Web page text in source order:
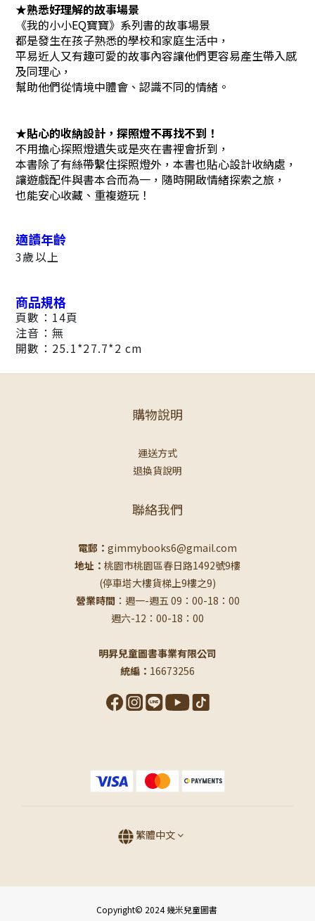
★熟悉好理解的故事場景
《我的小小EQ寶寶》系列書的故事場景
都是發生在孩子熟悉的學校和家庭生活中，
平易近人又有趣可愛的故事內容讓他們更容易產生帶入感
及同理心，
幫助他們從情境中體會、認識不同的情緒。
★貼心的收納設計，探照燈不再找不到！
不用擔心探照燈遺失或是夾在書裡會折到，
本書除了有絲帶繫住探照燈外， 本書也貼心設計收納處，
讓遊戲配件與書本合而為一，隨時開啟情緒探索之旅，
也能安心收藏、重複遊玩！
適讀年齡
3歲以上
商品規格
頁數：14頁
注音：無
開數：25.1*27.7*2 cm
購物說明
運送方式
退換貨說明
聯絡我們
電郵： gimmybooks6@gmail.com
地址： 桃園市桃園區春日路1492號9樓
(停車塔大樓貨梯上9樓之9)
營業時間 ：週一-週五 09：00-18：00
週六-12：00-18：00
明昇兒童圖書事業有限公司
統編： 16673256
繁體中文
Copyright© 2024 幾米兒童圖書